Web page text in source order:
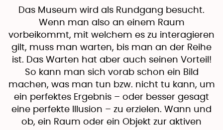
Das Museum wird als Rundgang besucht.
Wenn man also an einem Raum
vorbeikommt, mit welchem es zu interagieren
gilt, muss man warten, bis man an der Reihe
ist. Das Warten hat aber auch seinen Vorteil!
So kann man sich vorab schon ein Bild
machen, was man tun bzw. nicht tu kann, um
ein perfektes Ergebnis – oder besser gesagt
eine perfekte Illusion – zu erzielen. Wann und
ob, ein Raum oder ein Objekt zur aktiven